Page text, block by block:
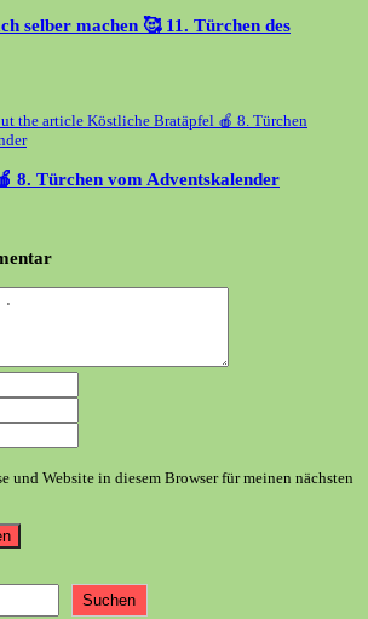
selber machen 🥰 11. Türchen des
8. Türchen vom Adventskalender
und Website in diesem Browser für meinen nächsten
Suchen